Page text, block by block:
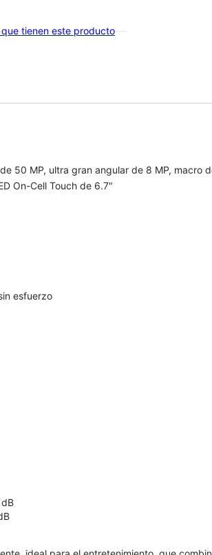
tienen este producto
50 MP, ultra gran angular de 8 MP, macro
On-Cell Touch de 6.7"
esfuerzo